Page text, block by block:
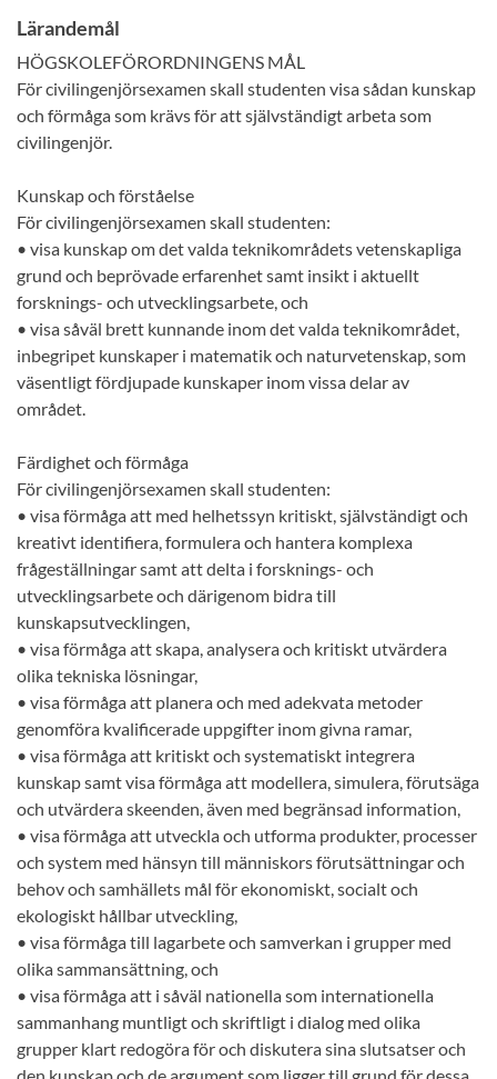
Lärandemål
HÖGSKOLEFÖRORDNINGENS MÅL
För civilingenjörsexamen skall studenten visa sådan kunskap
och förmåga som krävs för att självständigt arbeta som
civilingenjör.
Kunskap och förståelse
För civilingenjörsexamen skall studenten:
• visa kunskap om det valda teknikområdets vetenskapliga
grund och beprövade erfarenhet samt insikt i aktuellt
forsknings- och utvecklingsarbete, och
• visa såväl brett kunnande inom det valda teknikområdet,
inbegripet kunskaper i matematik och naturvetenskap, som
väsentligt fördjupade kunskaper inom vissa delar av
området.
Färdighet och förmåga
För civilingenjörsexamen skall studenten:
• visa förmåga att med helhetssyn kritiskt, självständigt och
kreativt identifiera, formulera och hantera komplexa
frågeställningar samt att delta i forsknings- och
utvecklingsarbete och därigenom bidra till
kunskapsutvecklingen,
• visa förmåga att skapa, analysera och kritiskt utvärdera
olika tekniska lösningar,
• visa förmåga att planera och med adekvata metoder
genomföra kvalificerade uppgifter inom givna ramar,
• visa förmåga att kritiskt och systematiskt integrera
kunskap samt visa förmåga att modellera, simulera, förutsäga
och utvärdera skeenden, även med begränsad information,
• visa förmåga att utveckla och utforma produkter, processer
och system med hänsyn till människors förutsättningar och
behov och samhällets mål för ekonomiskt, socialt och
ekologiskt hållbar utveckling,
• visa förmåga till lagarbete och samverkan i grupper med
olika sammansättning, och
• visa förmåga att i såväl nationella som internationella
sammanhang muntligt och skriftligt i dialog med olika
grupper klart redogöra för och diskutera sina slutsatser och